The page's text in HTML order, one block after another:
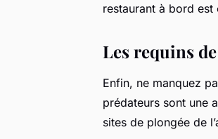
restaurant à bord est
Les requins
Enfin, ne manquez
prédateurs sont une
sites de plongée de